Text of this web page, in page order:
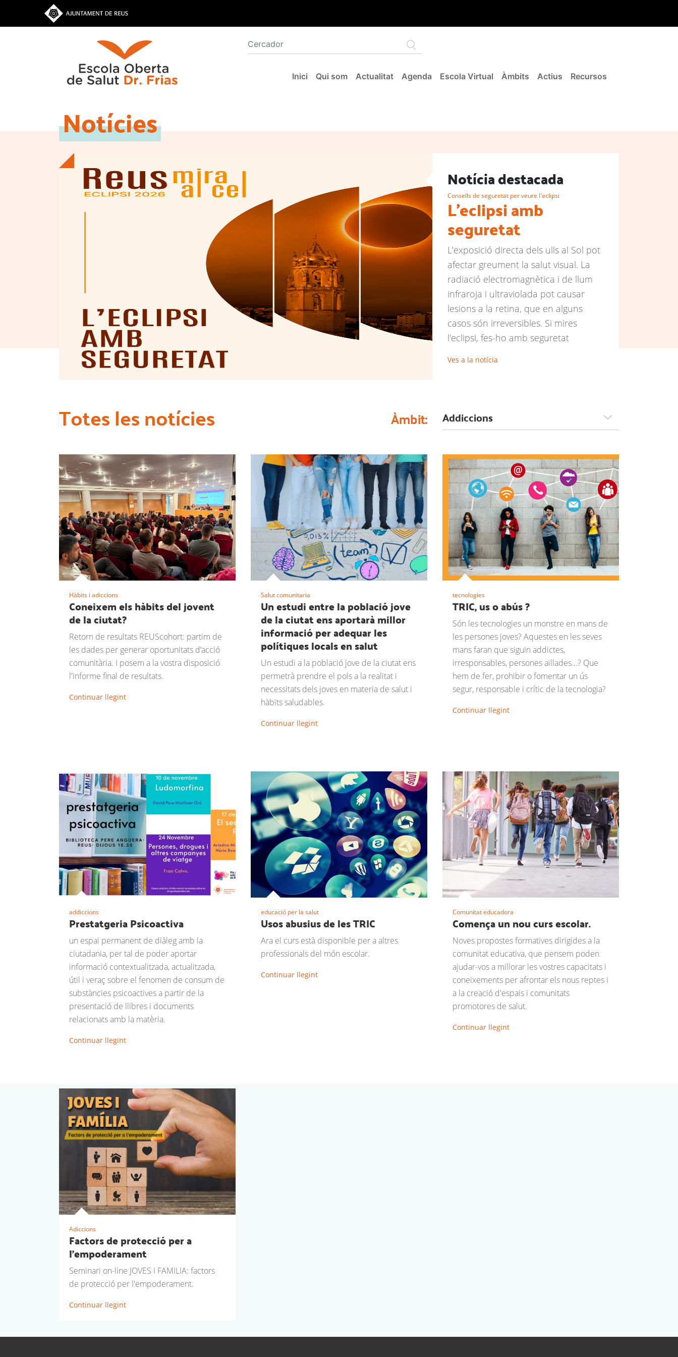
Navegació principal
Inici Qui som Actualitat Agenda Escola Virtual Àmbits Actius Recursos
Notícies
Notícia destacada
Consells de seguretat per veure l'eclipsi
L'eclipsi amb
seguretat
L’exposició directa dels ulls al Sol pot
afectar greument la salut visual. La
radiació electromagnètica i de llum
infraroja i ultraviolada pot causar
lesions a la retina, que en alguns
casos són irreversibles. Si mires
l'eclipsi, fes-ho amb seguretat
Ves a la notícia
Totes les notícies Àmbit:
Hàbits i adiccions
Coneixem els hàbits del jovent
de la ciutat?
Retorn de resultats REUScohort: partim de
les dades per generar oportunitats d’acció
comunitària. I posem a la vostra disposició
l'informe final de resultats.
Continuar llegint
Salut comunitaria
Un estudi entre la població jove
de la ciutat ens aportarà millor
informació per adequar les
polítiques locals en salut
Un estudi a la població jove de la ciutat ens
permetrà prendre el pols a la realitat i
necessitats dels joves en materia de salut i
hàbits saludables.
Continuar llegint
tecnologies
TRIC, us o abús ?
Són les tecnologies un monstre en mans de
les persones joves? Aquestes en les seves
mans faran que siguin addictes,
irresponsables, persones aïllades...? Que
hem de fer, prohibir o fomentar un ús
segur, responsable i crític de la tecnologia?
Continuar llegint
addiccions
Prestatgeria Psicoactiva
un espai permanent de diàleg amb la
ciutadania, per tal de poder aportar
informació contextualitzada, actualitzada,
útil i veraç sobre el fenomen de consum de
substàncies psicoactives a partir de la
presentació de llibres i documents
relacionats amb la matèria.
Continuar llegint
educació per la salut
Usos abusius de les TRIC
Ara el curs està disponible per a altres
professionals del món escolar.
Continuar llegint
Comunitat educadora
Comença un nou curs escolar.
Noves propostes formatives dirigides a la
comunitat educativa, que pensem poden
ajudar-vos a millorar les vostres capacitats i
coneixements per afrontar els nous reptes i
a la creació d'espais i comunitats
promotores de salut.
Continuar llegint
Adiccions
Factors de protecció per a
l'empoderament
Seminari on-line JOVES I FAMILIA: factors
de protecció per l'empoderament.
Continuar llegint